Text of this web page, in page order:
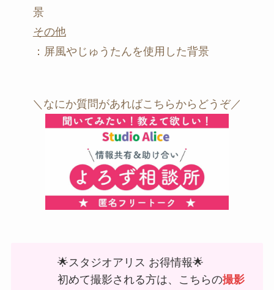
景
その他
：屏風やじゅうたんを使用した背景
＼なにか質問があればこちらからどうぞ／
🌟スタジオアリス お得情報🌟
初めて撮影される方は、こちらの撮影